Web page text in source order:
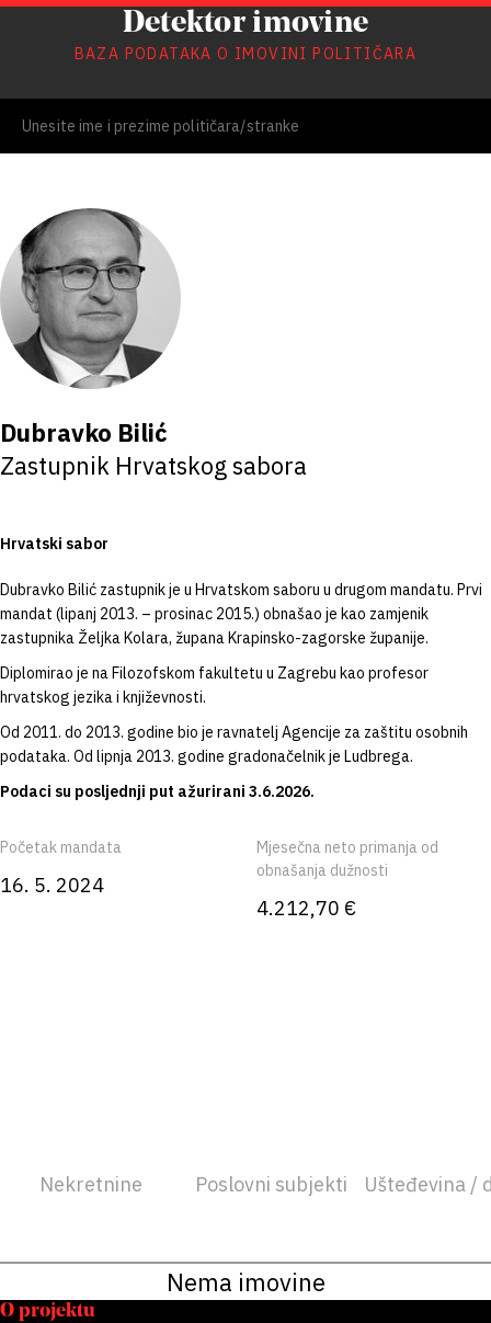
Detektor imovine
BAZA PODATAKA O IMOVINI POLITIČARA
Dubravko Bilić
Zastupnik Hrvatskog sabora
Hrvatski sabor
Dubravko Bilić zastupnik je u Hrvatskom saboru u drugom mandatu. Prvi
mandat (lipanj 2013. – prosinac 2015.) obnašao je kao zamjenik
zastupnika Željka Kolara, župana Krapinsko-zagorske županije.
Diplomirao je na Filozofskom fakultetu u Zagrebu kao profesor
hrvatskog jezika i književnosti.
Od 2011. do 2013. godine bio je ravnatelj Agencije za zaštitu osobnih
podataka. Od lipnja 2013. godine gradonačelnik je Ludbrega.
Podaci su posljednji put ažurirani 3.6.2026.
Početak mandata
16. 5. 2024
Mjesečna neto primanja od
obnašanja dužnosti
4.212,70 €
Nekretnine Poslovni subjekti Ušteđevina /
Nema imovine
O projektu